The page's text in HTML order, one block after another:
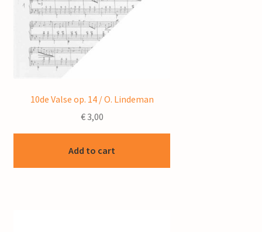
10de Valse op. 14 / O. Lindeman
€3,00
Add to cart